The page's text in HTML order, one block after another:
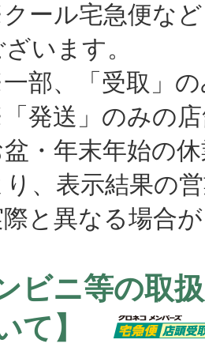
ル宅急便など
います。
、「受取」の
送」のみの店
・年末年始の
り、表示結果の
異なる場合が
ビニ等の取
て】